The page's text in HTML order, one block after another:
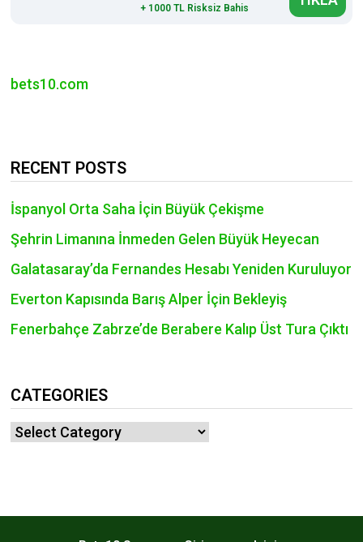
5.000 TL İade Bonusu
RECENT POSTS
İspanyol Orta Saha İçin Büyük Çekişme
Şehrin Limanına İnmeden Gelen Büyük Heyecan
Galatasaray’da Fernandes Hesabı Yeniden Kuruluyor
Everton Kapısında Barış Alper İçin Bekleyiş
Fenerbahçe Zabrze’de Berabere Kalıp Üst Tura Çıktı
CATEGORIES
Categories